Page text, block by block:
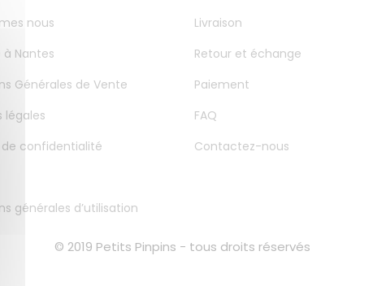
nous
à Nantes
Générales de Vente
légales
de confidentialité
générales d’utilisation
Livraison
Retour et échange
Paiement
FAQ
Contactez-nous
© 2019 Petits Pinpins - tous droits réservés